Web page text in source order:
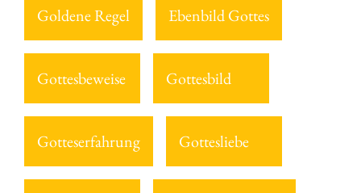
Goldene Regel Ebenbild Gottes
Gottesbeweise Gottesbild
Gotteserfahrung Gottesliebe